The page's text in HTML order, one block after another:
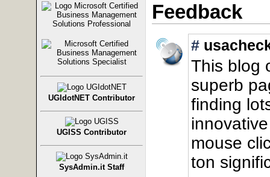
UGIdotNET Contributor
UGISS Contributor
SysAdmin.it Staff
Feedback
#
This blog
superb
finding
mouse
ton